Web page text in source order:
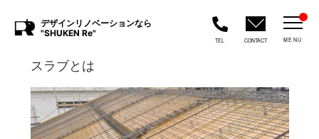
デザインリノベーションなら
"SHUKEN Re"
TEL CONTACT MENU
スラブとは